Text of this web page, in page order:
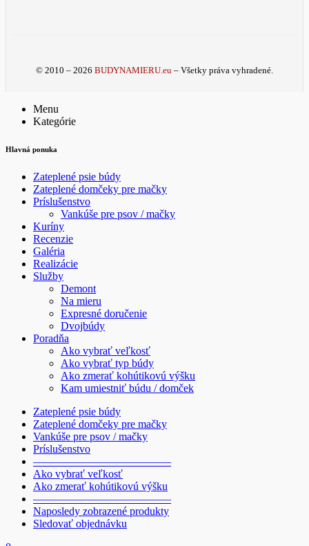
© 2010 – 2026 BUDYNAMIERU.eu – Všetky práva vyhradené.
Menu
Kategórie
Hlavná ponuka
Zateplené psie búdy
Zateplené domčeky pre mačky
Príslušenstvo
Vankúše pre psov / mačky
Kuríny
Recenzie
Galéria
Realizácie
Služby
Demont
Na mieru
Expresné doručenie
Dvojbúdy
Poradňa
Ako vybrať veľkosť
Ako vybrať typ búdy
Ako zmerať kohútikovú výšku
Kam umiestniť búdu / domček
Zateplené psie búdy
Zateplené domčeky pre mačky
Vankúše pre psov / mačky
Príslušenstvo
————————————–
Ako vybrať veľkosť
Ako zmerať kohútikovú výšku
————————————–
Naposledy zobrazené produkty
Sledovať objednávku